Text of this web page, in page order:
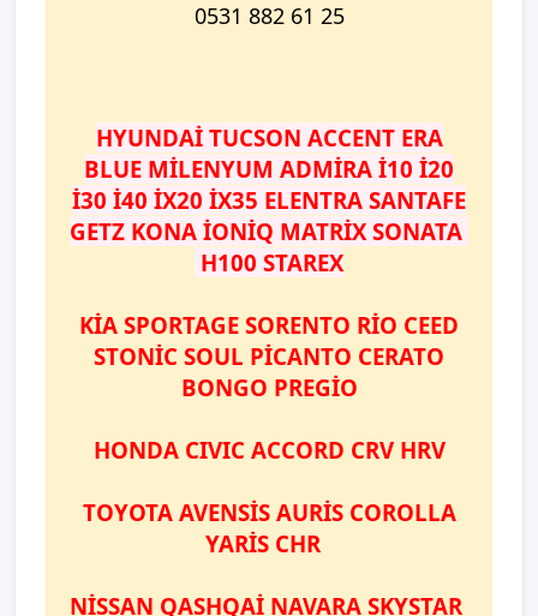
0531 882 61 25
HYUNDAİ TUCSON ACCENT ERA
BLUE MİLENYUM ADMİRA İ10 İ20
İ30 İ40 İX20 İX35 ELENTRA SANTAFE
GETZ KONA İONİQ MATRİX SONATA
H100 STAREX
KİA SPORTAGE SORENTO RİO CEED
STONİC SOUL PİCANTO CERATO
BONGO PREGİO
HONDA CIVIC ACCORD CRV HRV
TOYOTA AVENSİS AURİS COROLLA
YARİS CHR
NİSSAN QASHQAİ NAVARA SKYSTAR